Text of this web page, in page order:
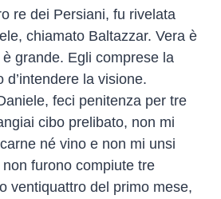
re dei Persiani, fu rivelata
chiamato Baltazzar. Vera è
grande. Egli comprese la
d’intendere la visione.
feci penitenza per tre
cibo prelibato, non mi
né vino e non mi unsi
non furono compiute tre
ventiquattro del primo mese,